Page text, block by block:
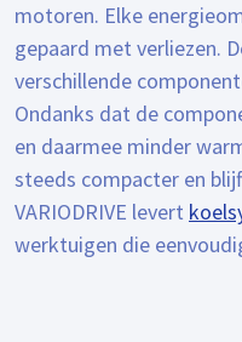
motoren. Elke
gepaard met verliezen.
verschillende
Ondanks dat de
en daarmee minder
steeds compacter en
VARIODRIVE levert
werktuigen die